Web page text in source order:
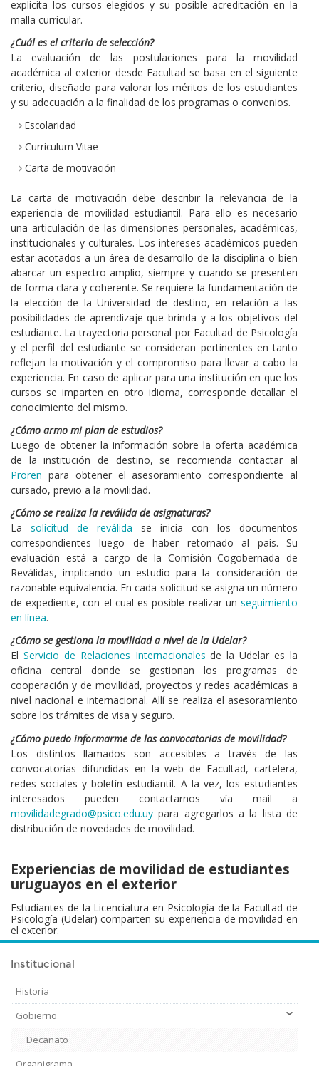
Institucional
Historia
Gobierno
Decanato
explicita los cursos elegidos y su posible acreditación en la
malla curricular.
¿Cuál es el criterio de selección?
La evaluación de las postulaciones para la movilidad
académica al exterior desde Facultad se basa en el siguiente
criterio, diseñado para valorar los méritos de los estudiantes
y su adecuación a la finalidad de los programas o convenios.
Escolaridad
Currículum Vitae
Carta de motivación
La carta de motivación debe describir la relevancia de la
experiencia de movilidad estudiantil. Para ello es necesario
una articulación de las dimensiones personales, académicas,
institucionales y culturales. Los intereses académicos pueden
estar acotados a un área de desarrollo de la disciplina o bien
abarcar un espectro amplio, siempre y cuando se presenten
de forma clara y coherente. Se requiere la fundamentación de
la elección de la Universidad de destino, en relación a las
posibilidades de aprendizaje que brinda y a los objetivos del
estudiante. La trayectoria personal por Facultad de Psicología
y el perfil del estudiante se consideran pertinentes en tanto
reflejan la motivación y el compromiso para llevar a cabo la
experiencia. En caso de aplicar para una institución en que los
cursos se imparten en otro idioma, corresponde detallar el
conocimiento del mismo.
¿Cómo armo mi plan de estudios?
Luego de obtener la información sobre la oferta académica
de la institución de destino, se recomienda contactar al
Proren para obtener el asesoramiento correspondiente al
cursado, previo a la movilidad.
¿Cómo se realiza la reválida de asignaturas?
La solicitud de reválida se inicia con los documentos
correspondientes luego de haber retornado al país. Su
evaluación está a cargo de la Comisión Cogobernada de
Reválidas, implicando un estudio para la consideración de
razonable equivalencia. En cada solicitud se asigna un número
de expediente, con el cual es posible realizar un seguimiento
en línea.
¿Cómo se gestiona la movilidad a nivel de la Udelar?
El Servicio de Relaciones Internacionales de la Udelar es la
oficina central donde se gestionan los programas de
cooperación y de movilidad, proyectos y redes académicas a
nivel nacional e internacional. Allí se realiza el asesoramiento
sobre los trámites de visa y seguro.
¿Cómo puedo informarme de las convocatorias de movilidad?
Los distintos llamados son accesibles a través de las
convocatorias difundidas en la web de Facultad, cartelera,
redes sociales y boletín estudiantil. A la vez, los estudiantes
interesados pueden contactarnos vía mail a
movilidadegrado@psico.edu.uy para agregarlos a la lista de
distribución de novedades de movilidad.
Experiencias de movilidad de estudiantes
uruguayos en el exterior
Estudiantes de la Licenciatura en Psicología de la Facultad de
Psicología (Udelar) comparten su experiencia de movilidad en
el exterior.